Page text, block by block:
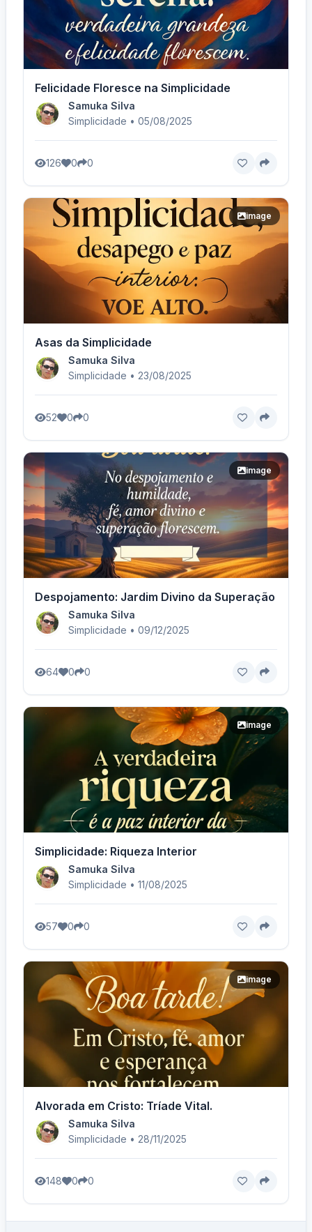
Felicidade Floresce na Simplicidade
Samuka Silva
Simplicidade • 05/08/2025
126 0 0
image
Asas da Simplicidade
Samuka Silva
Simplicidade • 23/08/2025
52 0 0
image
Despojamento: Jardim Divino da Superação
Samuka Silva
Simplicidade • 09/12/2025
64 0 0
image
Simplicidade: Riqueza Interior
Samuka Silva
Simplicidade • 11/08/2025
57 0 0
image
Alvorada em Cristo: Tríade Vital.
Samuka Silva
Simplicidade • 28/11/2025
148 0 0